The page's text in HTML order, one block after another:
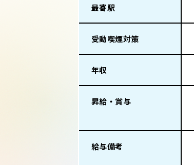
最寄駅
受動喫煙対策
年収
昇給・賞与
給与備考